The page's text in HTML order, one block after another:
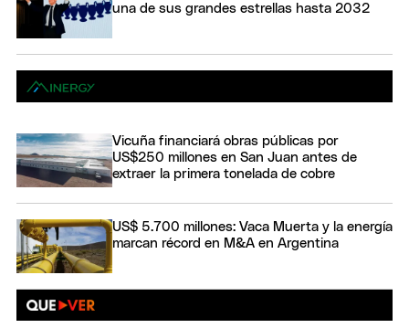
una de sus grandes estrellas hasta 2032
Vicuña financiará obras públicas por
US$250 millones en San Juan antes de
extraer la primera tonelada de cobre
US$ 5.700 millones: Vaca Muerta y la energía
marcan récord en M&A en Argentina